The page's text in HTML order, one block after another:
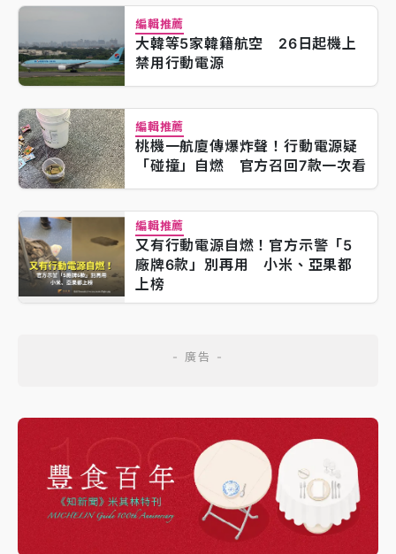
編輯推薦
大韓等5家韓籍航空 26日起機上
禁用行動電源
編輯推薦
桃機一航廈傳爆炸聲！行動電源疑
「碰撞」自燃 官方召回7款一次看
編輯推薦
又有行動電源自燃！官方示警「5
廠牌6款」別再用 小米、亞果都
上榜